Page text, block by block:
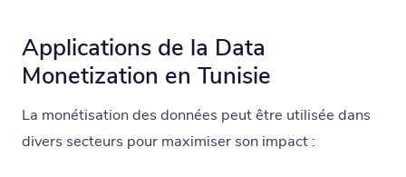
Applications de la Data
Monetization en Tunisie
La monétisation des données peut être utilisée dans
divers secteurs pour maximiser son impact :